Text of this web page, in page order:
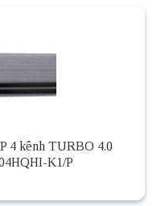
4 kênh TURBO 4.0
K1/P